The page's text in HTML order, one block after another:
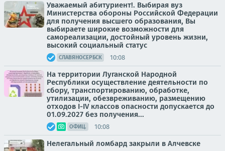
Уважаемый абитуриент!. Выбирая вуз
Министерства обороны Российской Федерации
для получения высшего образования, Вы
выбираете широкие возможности для
самореализации, достойный уровень жизни,
высокий социальный статус
СЛАВЯНОСЕРБСК 10:08
На территории Луганской Народной
Республики осуществление деятельности по
сбору, транспортированию, обработке,
утилизации, обезвреживанию, размещению
отходов I-IV классов опасности допускается до
01.09.2027 без получения...
ОФИЦ. 10:08
Нелегальный ломбард закрыли в Алчевске